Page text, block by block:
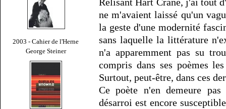
2003 - Cahier de l'Herne
George Steiner
ne m'avaient laissé qu'un
la geste d'une modernité
sans laquelle la littérature
n'a apparemment pas su
compris dans ses poèmes
Surtout, peut-être, dans ces
Ce poète n'en demeure
désarroi est encore